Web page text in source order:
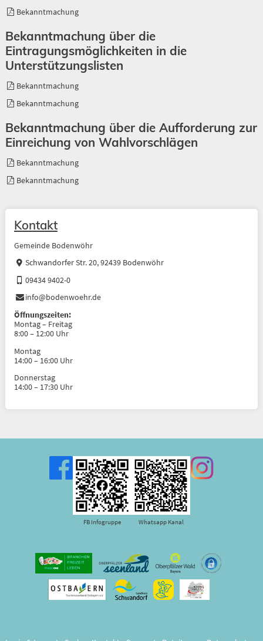
Bekanntmachung
Bekanntmachung über die
Eintragungsmöglichkeiten in die
Unterstützungslisten
Bekanntmachung
Bekanntmachung
Bekanntmachung über die Aufforderung zur
Einreichung von Wahlvorschlägen
Bekanntmachung
Bekanntmachung
Kontakt
Gemeinde Bodenwöhr
Schwandorfer Str. 20, 92439 Bodenwöhr
09434 9402-0
info@bodenwoehr.de
Öffnungszeiten:
Montag – Freitag
8:00 – 12:00 Uhr
Montag
14:00 – 16:00 Uhr
Donnerstag
14:00 – 17:30 Uhr
FB Infogruppe Whatsapp Kanal